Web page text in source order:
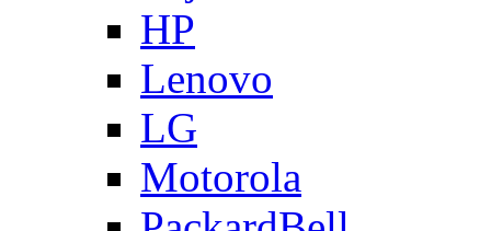
HP
Lenovo
LG
Motorola